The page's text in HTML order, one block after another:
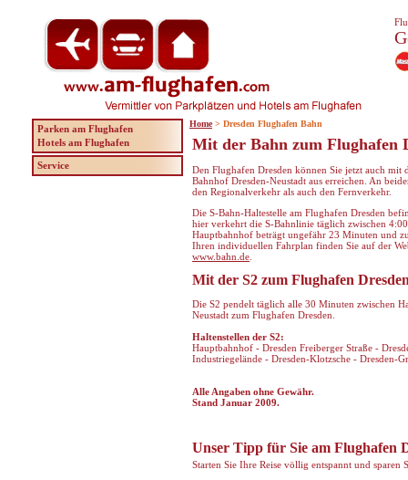
Mit der Bahn zum Flughafen
Den Flughafen Dresden können Sie jetzt auch mit
Bahnhof Dresden-Neustadt aus erreichen. An
den Regionalverkehr als auch den Fernverkehr.
Die S-Bahn-Haltestelle am Flughafen Dresden
hier verkehrt die S-Bahnlinie täglich zwischen
Hauptbahnhof beträgt ungefähr 23 Minuten und
Ihren individuellen Fahrplan finden Sie auf der
www.bahn.de
Mit der S2 zum Flughafen
Die S2 pendelt täglich alle 30 Minuten zwischen
Neustadt zum Flughafen Dresden.
Haltenstellen der S2:
Hauptbahnhof - Dresden Freiberger Straße -
Industriegelände - Dresden-Klotzsche - Dresden-
Alle Angaben ohne Gewähr.
Stand Januar 2009.
Unser Tipp für Sie am Flughafen
Starten Sie Ihre Reise völlig entspannt und sparen
Parken am Flughafen
Hotels am Flughafen
Service
Home > Dresden Flughafen Bahn